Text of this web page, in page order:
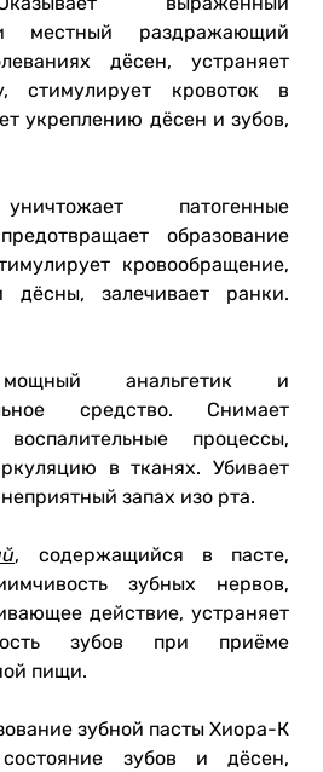
местный раздражающий
дёсен, устраняет
стимулирует кровоток в
укреплению дёсен и зубов,
патогенные
образование
кровообращение,
дёсны, залечивает ранки.
анальгетик и
средство. Снимает
процессы,
в тканях. Убивает
запах изо рта.
, содержащийся в пасте,
зубных нервов,
действие, устраняет
зубов при приёме
пищи.
зубной пасты Хиора-К
зубов и дёсен,